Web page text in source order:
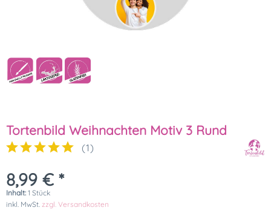
Tortenbild Weihnachten Motiv 3 Rund
(1)
8,99 € *
Inhalt: 1 Stück
inkl. MwSt. zzgl. Versandkosten